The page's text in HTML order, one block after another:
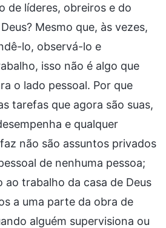
de líderes, obreiros e do
Mesmo que, às vezes,
lo, observá-lo e
isso não é algo que
o lado pessoal. Por que
tarefas que agora são suas,
e qualquer
não são assuntos privados
de nenhuma pessoa;
ao trabalho da casa de Deus
a uma parte da obra de
alguém supervisiona ou